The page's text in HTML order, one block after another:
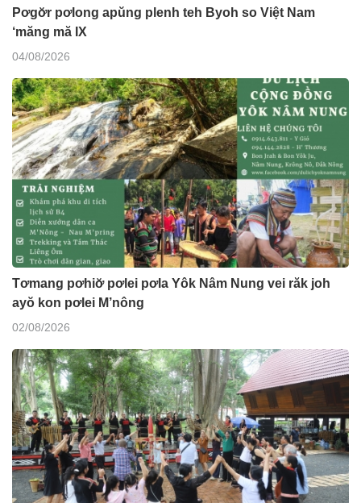
Pơgơ̆r pơlong apŭng plenh teh Byoh so Việt Nam
‘măng mă IX
04/08/2026
Tơmang pơhiơ̆ pơlei pơla Yôk Nâm Nung vei răk joh
ayŏ kon pơlei M’nông
02/08/2026